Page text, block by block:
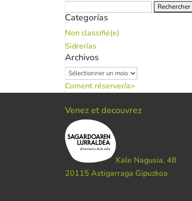
Categorías
Non classifié(e)
Sidrerías
Archivos
Archivos
Coment réserver/a>
Venez et decouvrez
Kale Nagusia, 48
20115 Astigarraga Gipuzkoa